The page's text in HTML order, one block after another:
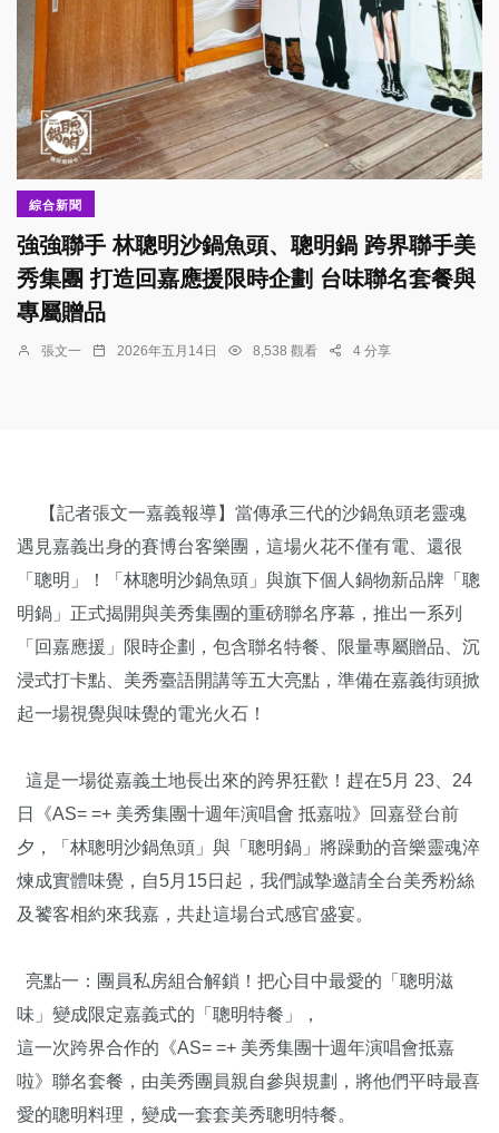
綜合新聞
強強聯手 林聰明沙鍋魚頭、聰明鍋 跨界聯手美
秀集團 打造回嘉應援限時企劃 台味聯名套餐與
專屬贈品
張文一 2026年五月14日 8,538 觀看 4 分享
【記者張文一嘉義報導】當傳承三代的沙鍋魚頭老靈魂
遇見嘉義出身的賽博台客樂團，這場火花不僅有電、還很
「聰明」！「林聰明沙鍋魚頭」與旗下個人鍋物新品牌「聰
明鍋」正式揭開與美秀集團的重磅聯名序幕，推出一系列
「回嘉應援」限時企劃，包含聯名特餐、限量專屬贈品、沉
浸式打卡點、美秀臺語開講等五大亮點，準備在嘉義街頭掀
起一場視覺與味覺的電光火石！
這是一場從嘉義土地長出來的跨界狂歡！趕在5月 23、24
日《AS= =+ 美秀集團十週年演唱會 抵嘉啦》回嘉登台前
夕，「林聰明沙鍋魚頭」與「聰明鍋」將躁動的音樂靈魂淬
煉成實體味覺，自5月15日起，我們誠摯邀請全台美秀粉絲
及饕客相約來我嘉，共赴這場台式感官盛宴。
亮點一：團員私房組合解鎖！把心目中最愛的「聰明滋
味」變成限定嘉義式的「聰明特餐」，
這一次跨界合作的《AS= =+ 美秀集團十週年演唱會抵嘉
啦》聯名套餐，由美秀團員親自參與規劃，將他們平時最喜
愛的聰明料理，變成一套套美秀聰明特餐。